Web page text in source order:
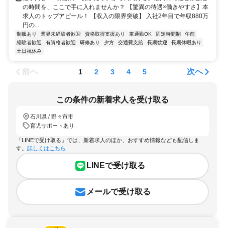
の時間を、ここで手に入れませんか？ 【驚異の待遇×働きやすさ】本
求人のトップアピール！ 【収入の限界突破】 入社2年目で年収880万
円の...
制服あり 業界未経験者歓迎 資格取得支援あり 車通勤OK 固定時間制
午前
経験者歓迎
有資格者歓迎 研修あり 夕方 交通費支給 長期歓迎
長期休暇あり
土日祝休み
前へ 1 2 3 4 5 次へ
この条件の新着求人を受け取る
石川県 / 野々市市
育児サポートあり
「LINEで受け取る」では、新着求人のほか、おすすめ情報なども配信しま
す。 詳しくはこちら
LINEで受け取る
メールで受け取る